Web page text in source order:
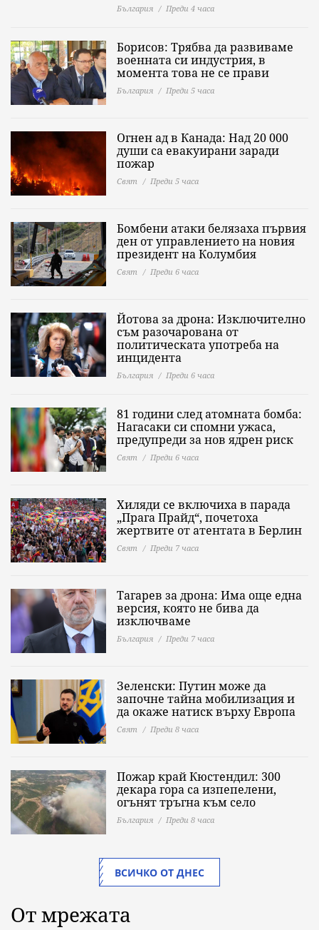
България Преди 4 часа
Борисов: Трябва да развиваме
военната си индустрия, в
момента това не се прави
България Преди 5 часа
Огнен ад в Канада: Над 20 000
души са евакуирани заради
пожар
Свят Преди 5 часа
Бомбени атаки белязаха първия
ден от управлението на новия
президент на Колумбия
Свят Преди 6 часа
Йотова за дрона: Изключително
съм разочарована от
политическата употреба на
инцидента
България Преди 6 часа
81 години след атомната бомба:
Нагасаки си спомни ужаса,
предупреди за нов ядрен риск
Свят Преди 6 часа
Хиляди се включиха в парада
„Прага Прайд“, почетоха
жертвите от атентата в Берлин
Свят Преди 7 часа
Тагарев за дрона: Има още една
версия, която не бива да
изключваме
България Преди 7 часа
Зеленски: Путин може да
започне тайна мобилизация и
да окаже натиск върху Европа
Свят Преди 8 часа
Пожар край Кюстендил: 300
декара гора са изпепелени,
огънят тръгна към село
България Преди 8 часа
ВСИЧКО ОТ ДНЕС
От мрежата